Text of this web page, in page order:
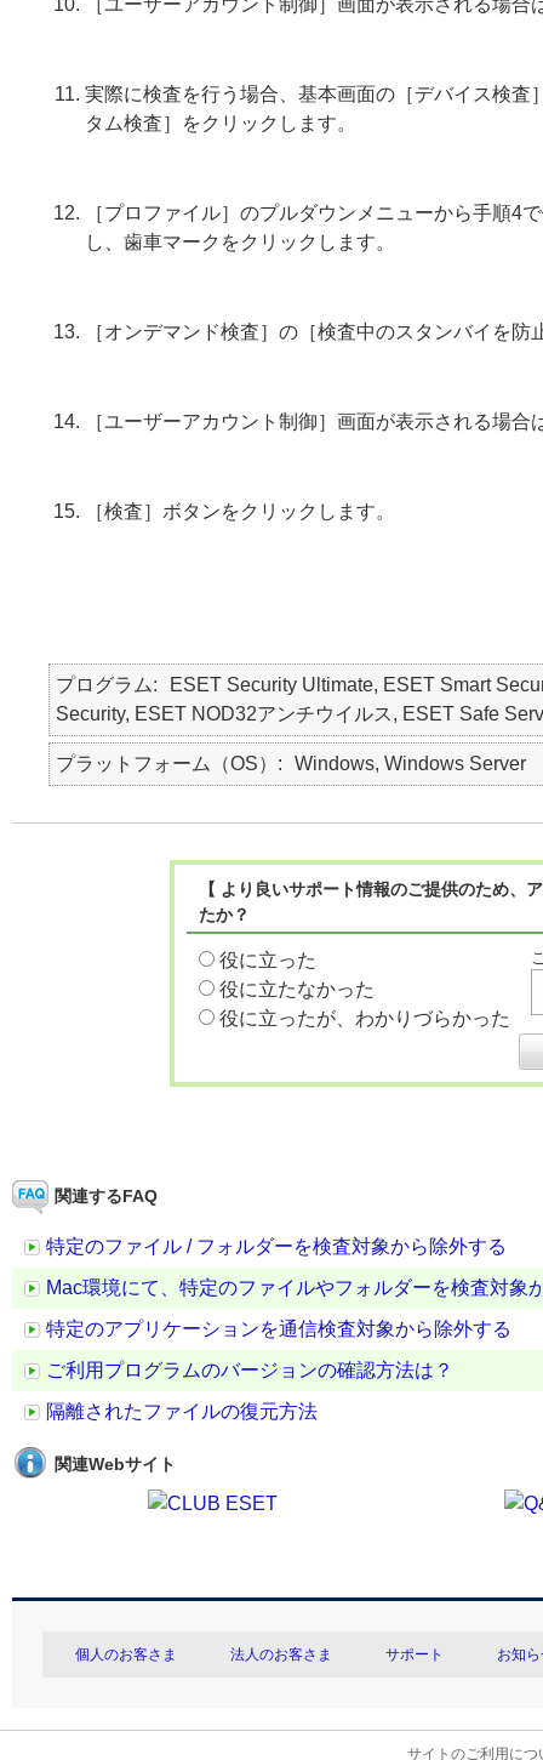
［ユーザーアカウント制御］画面が表示される場
実際に検査を行う場合、基本画面の［デバイス検
タム検査］をクリックします。
［プロファイル］のプルダウンメニューから手順4
し、歯車マークをクリックします。
［オンデマンド検査］の［検査中のスタンバイを
［ユーザーアカウント制御］画面が表示される場
［検査］ボタンをクリックします。
プログラム
ESET Security Ultimate, ESET Smart
Security, ESET NOD32アンチウイルス, ESET Safe
プラットフォーム（OS） Windows, Windows Server
【 より良いサポート情報のご提供のため
たか？
役に立った
役に立たなかった
役に立ったが、わかりづらかった
関連するFAQ
特定のファイル / フォルダーを検査対象から除外する
Mac環境にて、特定のファイルやフォルダーを検査対象
特定のアプリケーションを通信検査対象から除外する
ご利用プログラムのバージョンの確認方法は？
隔離されたファイルの復元方法
関連Webサイト
個人のお客さま 法人のお客さま サポート お知
サイトのご利用につ